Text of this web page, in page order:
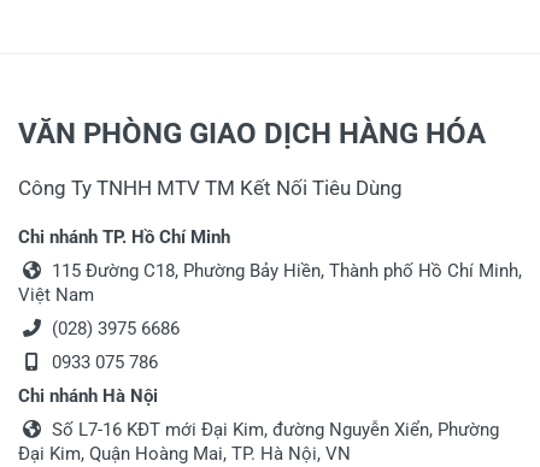
VĂN PHÒNG GIAO DỊCH HÀNG HÓA
Công Ty TNHH MTV TM Kết Nối Tiêu Dùng
Chi nhánh TP. Hồ Chí Minh
115 Đường C18, Phường Bảy Hiền, Thành phố Hồ Chí Minh,
Việt Nam
(028) 3975 6686
0933 075 786
Chi nhánh Hà Nội
Số L7-16 KĐT mới Đại Kim, đường Nguyễn Xiển, Phường
Đại Kim, Quận Hoàng Mai, TP. Hà Nội, VN